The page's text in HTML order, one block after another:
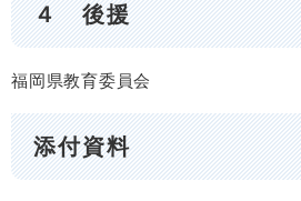
４ 後援
​​福岡県教育委員会
添付資料